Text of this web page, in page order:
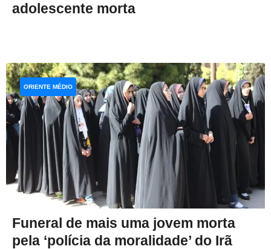
adolescente morta
Funeral de mais uma jovem morta
pela ‘polícia da moralidade’ do Irã
ORIENTE MÉDIO